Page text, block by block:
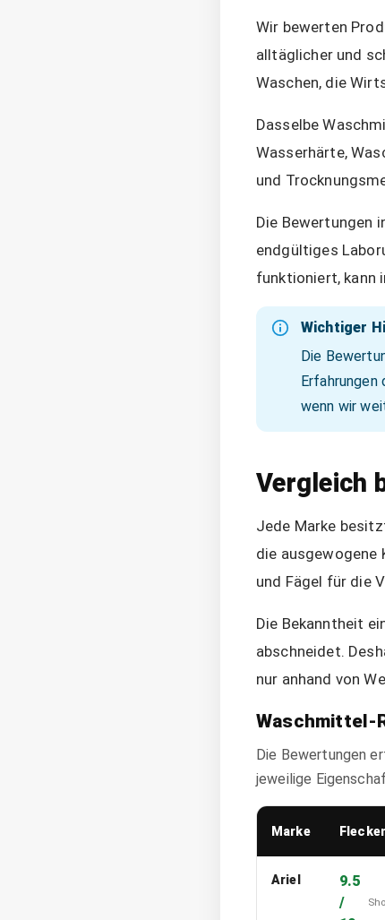
Wir bewerten
alltäglicher und
Waschen, die
Dasselbe
Wasserhärte,
und
Die Bewertungen
endgültiges
funktioniert, kann
Wichtiger
Die
Erfahrungen
wenn wir
Vergleich
Jede Marke
die ausgewogene
und Fägel für die
Die Bekanntheit
abschneidet.
nur anhand von
Waschmittel-
Die Bewertungen
jeweilige
Marke
Ariel
9.5
/